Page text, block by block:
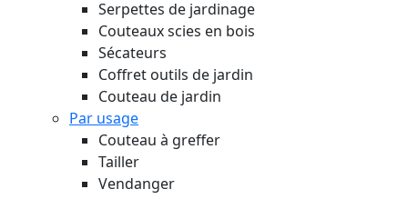
Serpettes de jardinage
Couteaux scies en bois
Sécateurs
Coffret outils de jardin
Couteau de jardin
Par usage
Couteau à greffer
Tailler
Vendanger